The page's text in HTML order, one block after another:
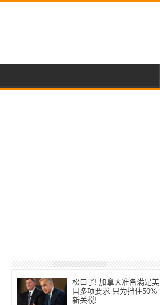
松口了! 加拿大准备满足美
国多项要求 只为挡住50%
新关税!